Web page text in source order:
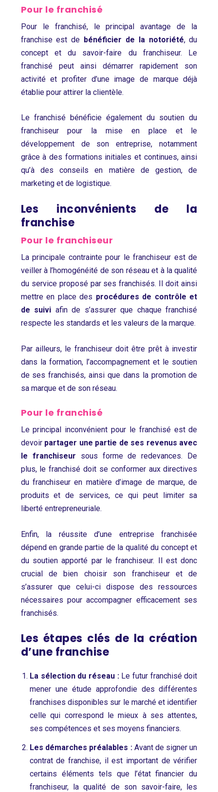
Pour le franchisé
Pour le franchisé, le principal avantage de la
franchise est de bénéficier de la notoriété, du
concept et du savoir-faire du franchiseur. Le
franchisé peut ainsi démarrer rapidement son
activité et profiter d’une image de marque déjà
établie pour attirer la clientèle.
Le franchisé bénéficie également du soutien du
franchiseur pour la mise en place et le
développement de son entreprise, notamment
grâce à des formations initiales et continues, ainsi
qu’à des conseils en matière de gestion, de
marketing et de logistique.
Les inconvénients de la
franchise
Pour le franchiseur
La principale contrainte pour le franchiseur est de
veiller à l’homogénéité de son réseau et à la qualité
du service proposé par ses franchisés. Il doit ainsi
mettre en place des procédures de contrôle et
de suivi afin de s’assurer que chaque franchisé
respecte les standards et les valeurs de la marque.
Par ailleurs, le franchiseur doit être prêt à investir
dans la formation, l’accompagnement et le soutien
de ses franchisés, ainsi que dans la promotion de
sa marque et de son réseau.
Pour le franchisé
Le principal inconvénient pour le franchisé est de
devoir partager une partie de ses revenus avec
le franchiseur sous forme de redevances. De
plus, le franchisé doit se conformer aux directives
du franchiseur en matière d’image de marque, de
produits et de services, ce qui peut limiter sa
liberté entrepreneuriale.
Enfin, la réussite d’une entreprise franchisée
dépend en grande partie de la qualité du concept et
du soutien apporté par le franchiseur. Il est donc
crucial de bien choisir son franchiseur et de
s’assurer que celui-ci dispose des ressources
nécessaires pour accompagner efficacement ses
franchisés.
Les étapes clés de la création
d’une franchise
La sélection du réseau :Le futur franchisé doit
mener une étude approfondie des différentes
franchises disponibles sur le marché et identifier
celle qui correspond le mieux à ses attentes,
ses compétences et ses moyens financiers.
Les démarches préalables :Avant de signer un
contrat de franchise, il est important de vérifier
certains éléments tels que l’état financier du
franchiseur, la qualité de son savoir-faire, les